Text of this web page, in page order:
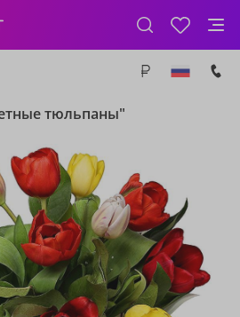
тюльпаны"